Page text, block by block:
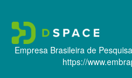
Empresa Brasileira de
https://